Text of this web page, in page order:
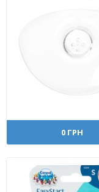
0 ГРН